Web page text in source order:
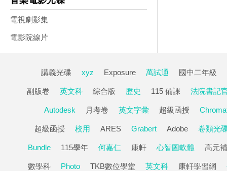
電視劇影集
電影院線片
講義光碟 xyz Exposure 萬試通 國中二年級
副版卷 英文科 綜合版 歷史 115 備課 法院書記
Autodesk 月考卷 英文字彙 超級函授
超級函授 校用 ARES Grabert Adobe 卷類光
Bundle 115學年 何嘉仁 康軒 心智圖軟體 高元
數學科 Photo TKB數位學堂 英文科 康軒學習網